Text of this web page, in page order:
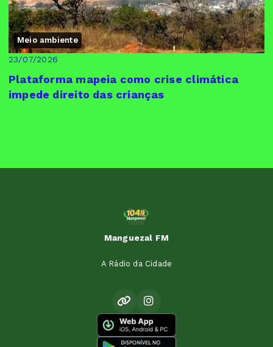
Meio ambiente
23/07/2026
Plataforma mapeia como crise climática
impede direito das crianças
Manguezal FM
A Rádio da Cidade